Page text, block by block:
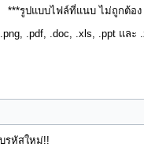
***รูปแบบไฟล์ที่แนบ ไม่ถูกต้อ
.pdf, .doc, .xls, .ppt และ
รหัสใหม่!!